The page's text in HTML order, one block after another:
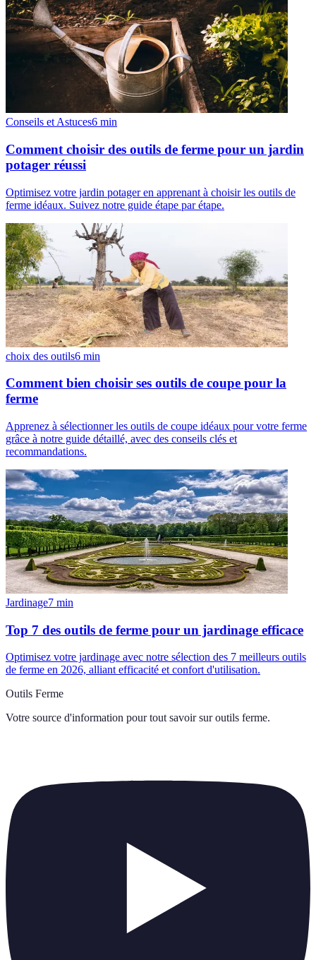
Conseils et Astuces6 min
Comment choisir des outils de ferme pour un jardin
potager réussi
Optimisez votre jardin potager en apprenant à choisir les outils de
ferme idéaux. Suivez notre guide étape par étape.
choix des outils6 min
Comment bien choisir ses outils de coupe pour la
ferme
Apprenez à sélectionner les outils de coupe idéaux pour votre ferme
grâce à notre guide détaillé, avec des conseils clés et
recommandations.
Jardinage7 min
Top 7 des outils de ferme pour un jardinage efficace
Optimisez votre jardinage avec notre sélection des 7 meilleurs outils
de ferme en 2026, alliant efficacité et confort d'utilisation.
Outils Ferme
Votre source d'information pour tout savoir sur outils ferme.